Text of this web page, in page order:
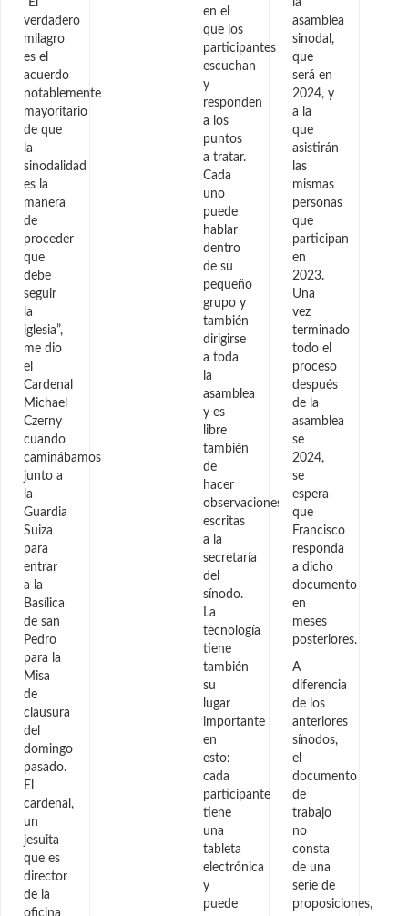
“El
verdadero
milagro
es el
acuerdo
notablemente
mayoritario
de que
la
sinodalidad
es la
manera
de
proceder
que
debe
seguir
la
iglesia”,
me dio
el
Cardenal
Michael
Czerny
cuando
caminábamos
junto a
la
Guardia
Suiza
para
entrar
a la
Basílica
de san
Pedro
para la
Misa
de
clausura
del
domingo
pasado.
El
cardenal,
un
jesuita
que es
director
de la
oficina
en el
que los
participantes
escuchan
y
responden
a los
puntos
a tratar.
Cada
uno
puede
hablar
dentro
de su
pequeño
grupo y
también
dirigirse
a toda
la
asamblea
y es
libre
también
de
hacer
observaciones
escritas
a la
secretaría
del
sínodo.
La
tecnología
tiene
también
su
lugar
importante
en
esto:
cada
participante
tiene
una
tableta
electrónica
y
puede
la
asamblea
sinodal,
que
será en
2024, y
a la
que
asistirán
las
mismas
personas
que
participan
en
2023.
Una
vez
terminado
todo el
proceso
después
de la
asamblea
se
2024,
se
espera
que
Francisco
responda
a dicho
documento
en
meses
posteriores.
A
diferencia
de los
anteriores
sínodos,
el
documento
de
trabajo
no
consta
de una
serie de
proposiciones,